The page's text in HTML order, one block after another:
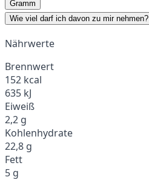
Gramm
Wie viel darf ich davon zu mir nehmen?
Nährwerte
Brennwert
152 kcal
635 kJ
Eiweiß
2,2 g
Kohlenhydrate
22,8 g
Fett
5 g